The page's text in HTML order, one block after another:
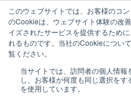
このウェブサイトでは、お客様のコ
のCookieは、ウェブサイト体験の改
イズされたサービスを提供するため
れるものです。当社のCookieについ
覧ください。
当サイトでは、訪問者の個人情
し、お客様が何度も同じ選択を
を使用しています。
ララワーク｜福井の転職・求人・就職
求人検索結果